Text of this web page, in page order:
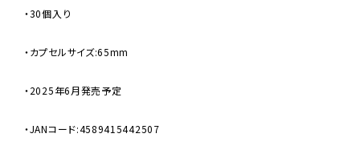
・30個入り
・カプセルサイズ:65mm
・2025年6月発売予定
・JANコード:4589415442507